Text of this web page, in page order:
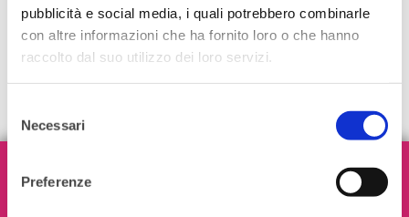
pubblicità e social media, i quali potrebbero combinarle
con altre informazioni che ha fornito loro o che hanno
raccolto dal suo utilizzo dei loro servizi.
delNecessari
Preferenze